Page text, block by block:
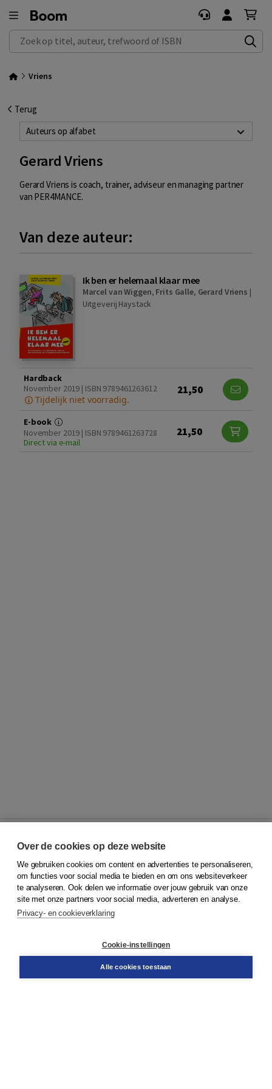
Zoek op titel, auteur, trefwoord of ISBN
Vriens
Terug
Auteurs op alfabet
Gerard Vriens
Gerard Vriens is coach, trainer, adviseur en managing partner
van PER4MANCE.
Van deze auteur:
Ik ben er helemaal klaar mee
Marcel van Wiggen, Frits Galle, Gerard Vriens |
Uitgeverij Haystack
Hardback
November 2019 | ISBN 9789461263612
Tijdelijk niet voorradig.
21,50
E-book
November 2019 | ISBN 9789461263728
Direct via e-mail
21,50
© 2026Koninklijke Boom uitgevers
Klantenservice
Service & informatie
Contact
Over de cookies op deze website
We gebruiken cookies om content en advertenties te personaliseren,
om functies voor social media te bieden en om ons websiteverkeer
te analyseren. Ook delen we informatie over jouw gebruik van onze
site met onze partners voor social media, adverteren en analyse.
Privacy- en cookieverklaring
Cookie-instellingen
Alle cookies toestaan